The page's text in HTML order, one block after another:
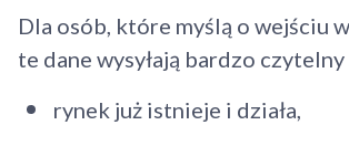
Dla osób, które myślą o wejściu
te dane wysyłają bardzo czytelny
rynek już istnieje i działa,
Dodano do koszyka